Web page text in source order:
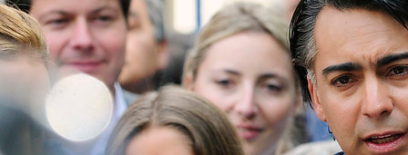
Más de Ti Podcast
Realizadores
Retropop
De Plato en Plato